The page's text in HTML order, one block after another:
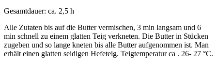
Gesamtdauer: ca. 2,5 h
Alle Zutaten bis auf die Butter vermischen, 3 min langsam und 6
min schnell zu einem glatten Teig verkneten. Die Butter in Stücken
zugeben und so lange kneten bis alle Butter aufgenommen ist. Man
erhält einen glatten seidigen Hefeteig. Teigtemperatur ca . 26- 27 °C.